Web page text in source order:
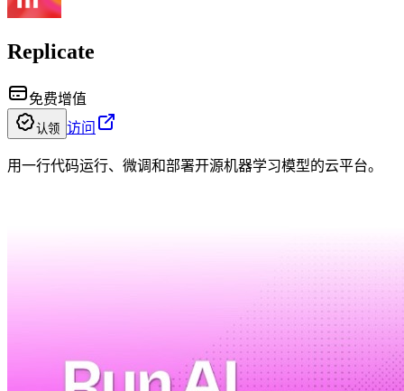
Replicate
免费增值
认领 访问
用一行代码运行、微调和部署开源机器学习模型的云平台。